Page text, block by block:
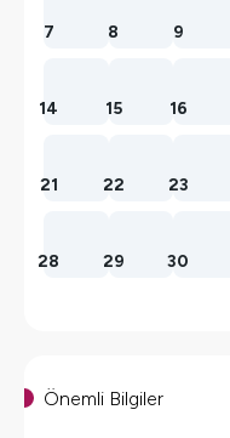
7 8 9
14 15 16
21 22 23
28 29 30
Önemli Bilgiler